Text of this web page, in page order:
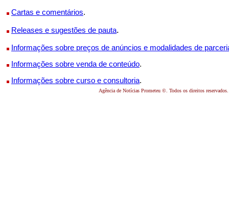
Cartas e comentários.
Releases e sugestões de pauta.
Informações sobre preços de anúncios e modalidades de
Informações sobre venda de conteúdo.
Informações sobre curso e consultoria.
Agência de Notícias Prometeu ©. Todos os direitos reservados.